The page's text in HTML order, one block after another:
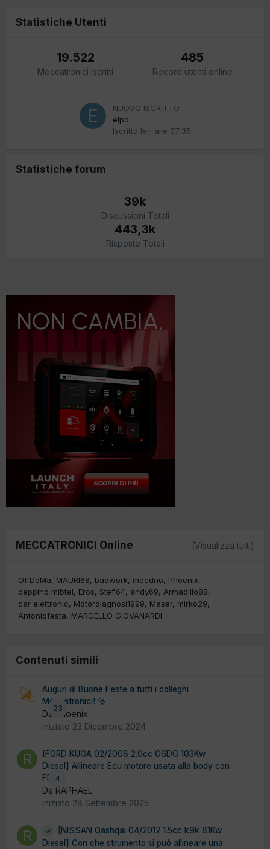
Statistiche Utenti
19.522
Meccatronici iscritti
485
Record utenti online
NUOVO ISCRITTO
elpo
Iscritto Ieri alle 07:35
Statistiche forum
39k
Discussioni Totali
443,3k
Risposte Totali
MECCATRONICI Online (Visualizza tutti)
OffDeMa MAURI68 badwork mecdrio
Phoenix
peppino mibtel
Eros Stef.64 andy69 Armadillo88
car elettronic
Motordiagnosi1999 Maser mirko29
Antoniofesta
MARCELLO GIOVANARDI
Contenuti simili
23
Auguri di Buone Feste a tutti i colleghi
Meccatronici! 🎅
Da Phoenix
Iniziato 23 Dicembre 2024
4
[FORD KUGA 02/2008 2.0cc G6DG 103Kw
Diesel] Allineare Ecu motore usata alla body con
FDRS
Da RAPHAEL
Iniziato 28 Settembre 2025
[NISSAN Qashqai 04/2012 1.5cc k9k 81Kw
Diesel] Con che strumento si può allineare una